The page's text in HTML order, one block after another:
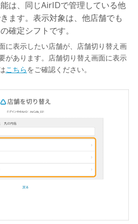
は、同じAirIDで管理している他
ます。表示対象は、他店舗でも
確定シフトです。
に表示したい店舗が、店舗切り替え画
があります。店舗切り替え画面に表示
こちらをご確認ください。